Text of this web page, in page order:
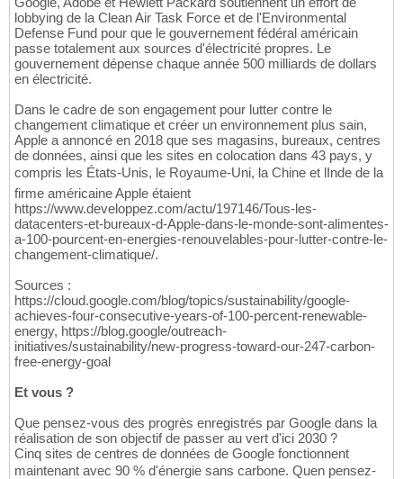
lobbying de la Clean Air Task Force et de l'Environmental
Defense Fund pour que le gouvernement fédéral américain
passe totalement aux sources d'électricité propres. Le
gouvernement dépense chaque année 500 milliards de dollars
en électricité.
Dans le cadre de son engagement pour lutter contre le
changement climatique et créer un environnement plus sain,
Apple a annoncé en 2018 que ses magasins, bureaux, centres
de données, ainsi que les sites en colocation dans 43 pays, y
compris les États-Unis, le Royaume-Uni, la Chine et lInde de la
firme américaine Apple étaient
https://www.developpez.com/actu/197146/Tous-les-
datacenters-et-bureaux-d-Apple-dans-le-monde-sont-alimentes-
a-100-pourcent-en-energies-renouvelables-pour-lutter-contre-le-
changement-climatique/.
Sources :
https://cloud.google.com/blog/topics/sustainability/google-
achieves-four-consecutive-years-of-100-percent-renewable-
energy, https://blog.google/outreach-
initiatives/sustainability/new-progress-toward-our-247-carbon-
free-energy-goal
Et vous ?
Que pensez-vous des progrès enregistrés par Google dans la
réalisation de son objectif de passer au vert d'ici 2030 ?
Cinq sites de centres de données de Google fonctionnent
maintenant avec 90 % d'énergie sans carbone. Quen pensez-